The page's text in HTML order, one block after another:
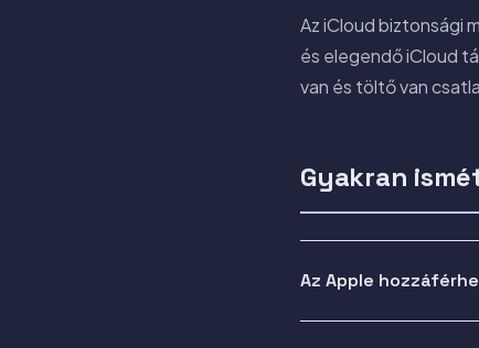
Az iCloud biztonsági
és elegendő iCloud
van és töltő van
Gyakran
Az Apple